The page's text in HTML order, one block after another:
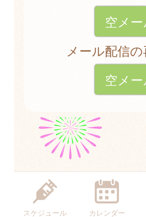
空メ
メール配信
空メ
スケジュール カレンダー